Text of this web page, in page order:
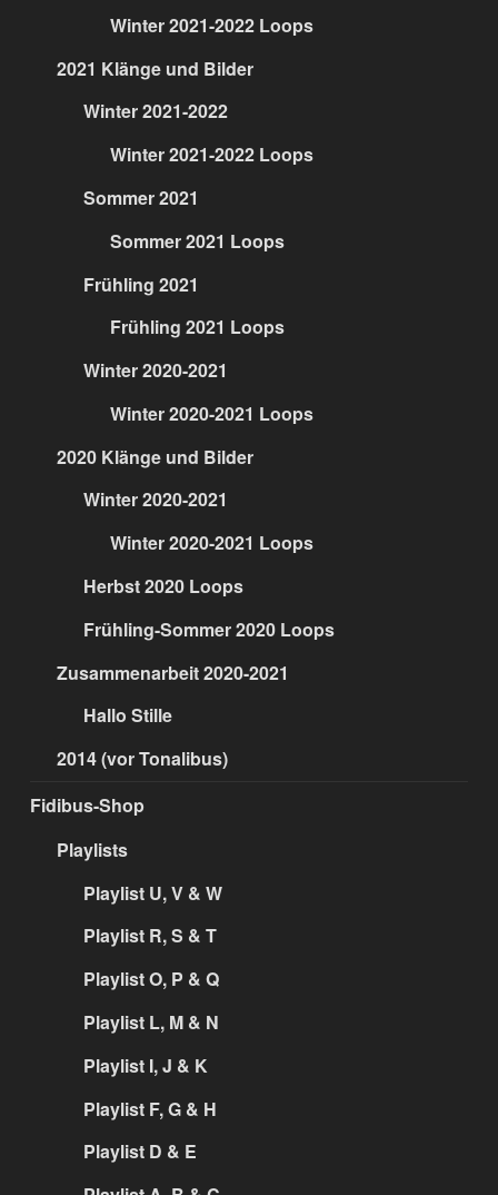
Winter 2021-2022 Loops
2021 Klänge und Bilder
Winter 2021-2022
Winter 2021-2022 Loops
Sommer 2021
Sommer 2021 Loops
Frühling 2021
Frühling 2021 Loops
Winter 2020-2021
Winter 2020-2021 Loops
2020 Klänge und Bilder
Winter 2020-2021
Winter 2020-2021 Loops
Herbst 2020 Loops
Frühling-Sommer 2020 Loops
Zusammenarbeit 2020-2021
Hallo Stille
2014 (vor Tonalibus)
Fidibus-Shop
Playlists
Playlist U, V & W
Playlist R, S & T
Playlist O, P & Q
Playlist L, M & N
Playlist I, J & K
Playlist F, G & H
Playlist D & E